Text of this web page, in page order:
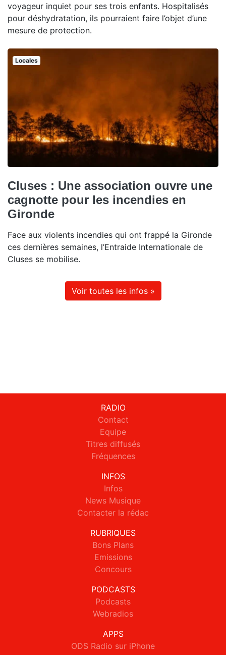
voyageur inquiet pour ses trois enfants. Hospitalisés
pour déshydratation, ils pourraient faire l’objet d’une
mesure de protection.
Locales
Cluses : Une association ouvre une
cagnotte pour les incendies en
Gironde
Face aux violents incendies qui ont frappé la Gironde
ces dernières semaines, l’Entraide Internationale de
Cluses se mobilise.
Voir toutes les infos »
RADIO
Contact
Equipe
Titres diffusés
Fréquences
INFOS
Infos
News Musique
Contacter la rédac
RUBRIQUES
Bons Plans
Emissions
Concours
PODCASTS
Podcasts
Webradios
APPS
ODS Radio sur iPhone